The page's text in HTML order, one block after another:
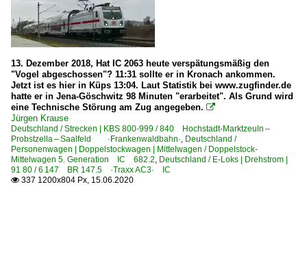
13. Dezember 2018, Hat IC 2063 heute verspätungsmäßig den
"Vogel abgeschossen"? 11:31 sollte er in Kronach ankommen.
Jetzt ist es hier in Küps 13:04. Laut Statistik bei www.zugfinder.de
hatte er in Jena-Göschwitz 98 Minuten "erarbeitet". Als Grund wird
eine Technische Störung am Zug angegeben. 
Jürgen Krause
Deutschland / Strecken | KBS 800-999 / 840 Hochstadt-Marktzeuln –
Probstzella – Saalfeld ·Frankenwaldbahn·, Deutschland /
Personenwagen | Doppelstockwagen | Mittelwagen / Doppelstock-
Mittelwagen 5. Generation IC 682.2, Deutschland / E-Loks | Drehstrom |
91 80 / 6 147 BR 147.5 ·Traxx AC3· IC
 337 1200x804 Px, 15.06.2020